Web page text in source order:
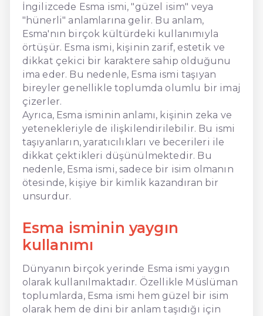
İngilizcede Esma ismi, "güzel isim" veya
"hünerli" anlamlarına gelir. Bu anlam,
Esma'nın birçok kültürdeki kullanımıyla
örtüşür. Esma ismi, kişinin zarif, estetik ve
dikkat çekici bir karaktere sahip olduğunu
ima eder. Bu nedenle, Esma ismi taşıyan
bireyler genellikle toplumda olumlu bir imaj
çizerler.
Ayrıca, Esma isminin anlamı, kişinin zeka ve
yetenekleriyle de ilişkilendirilebilir. Bu ismi
taşıyanların, yaratıcılıkları ve becerileri ile
dikkat çektikleri düşünülmektedir. Bu
nedenle, Esma ismi, sadece bir isim olmanın
ötesinde, kişiye bir kimlik kazandıran bir
unsurdur.
Esma isminin yaygın
kullanımı
Dünyanın birçok yerinde Esma ismi yaygın
olarak kullanılmaktadır. Özellikle Müslüman
toplumlarda, Esma ismi hem güzel bir isim
olarak hem de dini bir anlam taşıdığı için